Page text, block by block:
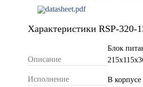
datasheet.pdf
Характеристики RSP-320-
Описание
Блок
Исполнение В корпусе